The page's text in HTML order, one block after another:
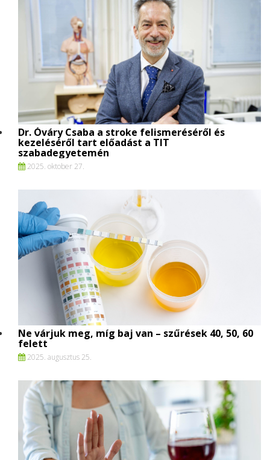
Dr. Óváry Csaba a stroke felismeréséről és
kezeléséről tart előadást a TIT
szabadegyetemén
2025. oktober 27.
Ne várjuk meg, míg baj van – szűrések 40, 50, 60
felett
2025. augusztus 25.